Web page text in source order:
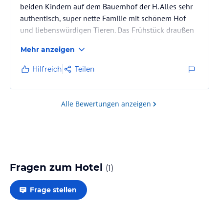
beiden Kindern auf dem Bauernhof der H. Alles sehr
authentisch, super nette Familie mit schönem Hof
und liebenswürdigen Tieren. Das Frühstück draußen
war reichhaltig und sehr lecker. Der See mit
traumhaftem Bergpanorama ist in 5min
Gehentfernung zu erreichen und man kann direkt
vom Hof loswandern. Wir kommen gerne wieder!
Mehr anzeigen
Hilfreich Teilen
Alle Bewertungen anzeigen
Fragen zum Hotel (1)
Frage stellen